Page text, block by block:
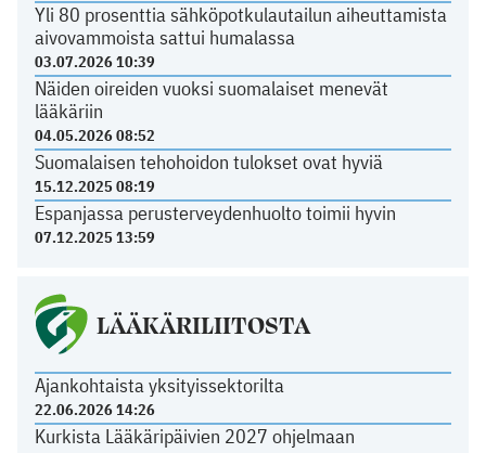
Yli 80 prosenttia sähköpotkulautailun aiheuttamista
aivovammoista sattui humalassa
03.07.2026 10:39
Näiden oireiden vuoksi suomalaiset menevät
lääkäriin
04.05.2026 08:52
Suomalaisen tehohoidon tulokset ovat hyviä
15.12.2025 08:19
Espanjassa perusterveydenhuolto toimii hyvin
07.12.2025 13:59
LÄÄKÄRILIITOSTA
Ajankohtaista yksityissektorilta
22.06.2026 14:26
Kurkista Lääkäripäivien 2027 ohjelmaan